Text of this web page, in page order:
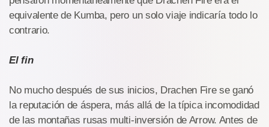
equivalente de Kumba, pero un solo viaje indicaría todo lo
contrario.
El fin
No mucho después de sus inicios, Drachen Fire se ganó
la reputación de áspera, más allá de la típica incomodidad
de las montañas rusas multi-inversión de Arrow. Antes de